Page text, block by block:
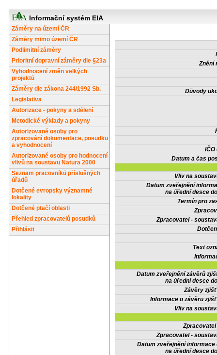
Informační systém EIA
Záměry na území ČR
Záměry mimo území ČR
Podlimitní záměry
Prioritní dopravní záměry dle §23a
Vyhodnocení změn velkých
projektů
Záměry dle zákona 244/1992 Sb.
Legislativa
Autorizace - pokyny a sdělení
Metodické výklady a pokyny
Autorizované osoby pro
zpracování dokumentace, posudku
a vyhodnocení
Autorizované osoby pro hodnocení
vlivů na soustavu Natura 2000
Seznam pracovníků příslušných
úřadů
Dotčené evropsky významné
lokality
Dotčené ptačí oblasti
Přehled zpracovatelů posudků
Přihlásit
Znění
Důvody
IČO
Datum a čas
Vliv na
Datum zveřejnění
na úřední desce
Termín pro
Zpracovatel -
Text
Datum zveřejnění závěrů
na úřední desce
Závěry
Informace o závěru
Vliv na
Zpracovatel -
Datum zveřejnění informace
na úřední desce